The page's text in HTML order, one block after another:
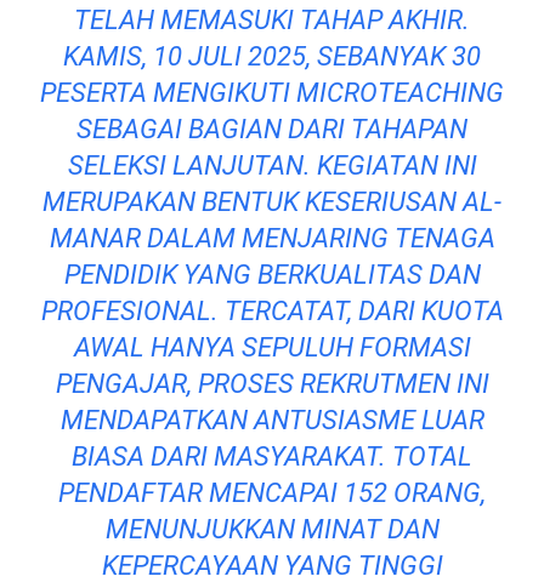
TELAH MEMASUKI TAHAP AKHIR.
KAMIS, 10 JULI 2025, SEBANYAK 30
PESERTA MENGIKUTI MICROTEACHING
SEBAGAI BAGIAN DARI TAHAPAN
SELEKSI LANJUTAN. KEGIATAN INI
MERUPAKAN BENTUK KESERIUSAN AL-
MANAR DALAM MENJARING TENAGA
PENDIDIK YANG BERKUALITAS DAN
PROFESIONAL. TERCATAT, DARI KUOTA
AWAL HANYA SEPULUH FORMASI
PENGAJAR, PROSES REKRUTMEN INI
MENDAPATKAN ANTUSIASME LUAR
BIASA DARI MASYARAKAT. TOTAL
PENDAFTAR MENCAPAI 152 ORANG,
MENUNJUKKAN MINAT DAN
KEPERCAYAAN YANG TINGGI